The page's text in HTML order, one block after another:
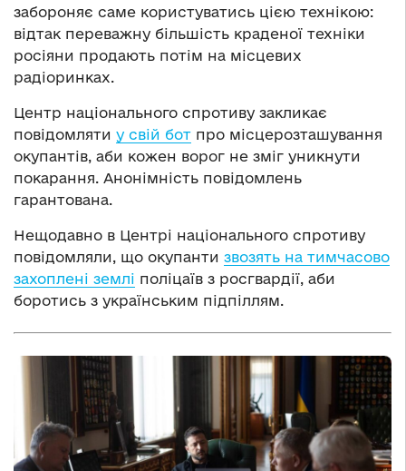
забороняє саме користуватись цією технікою:
відтак переважну більшість краденої техніки
росіяни продають потім на місцевих
радіоринках.
Центр національного спротиву закликає
повідомляти у свій бот про місцерозташування
окупантів, аби кожен ворог не зміг уникнути
покарання. Анонімність повідомлень
гарантована.
Нещодавно в Центрі національного спротиву
повідомляли, що окупанти звозять на тимчасово
захоплені землі поліцаїв з росгвардії, аби
боротись з українським підпіллям.